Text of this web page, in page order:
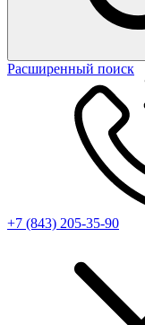
Расширенный поиск
+7 (843) 205-35-90